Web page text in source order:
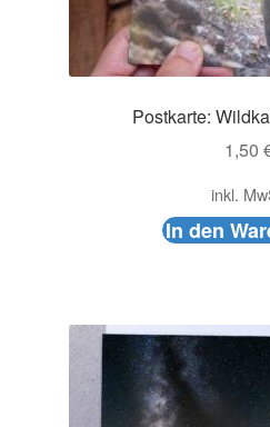
Postkarte:
1,50
inkl.
In den